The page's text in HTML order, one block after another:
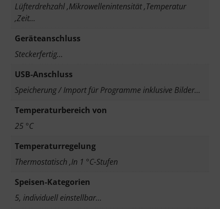
Lüfterdrehzahl ,Mikrowellenintensität ,Temperatur
,Zeit…
Geräteanschluss
Steckerfertig…
USB-Anschluss
Speicherung / Import für Programme inklusive Bilder…
Temperaturbereich von
25 °C
Temperaturregelung
Thermostatisch ,In 1 °C-Stufen
Speisen-Kategorien
5, individuell einstellbar…